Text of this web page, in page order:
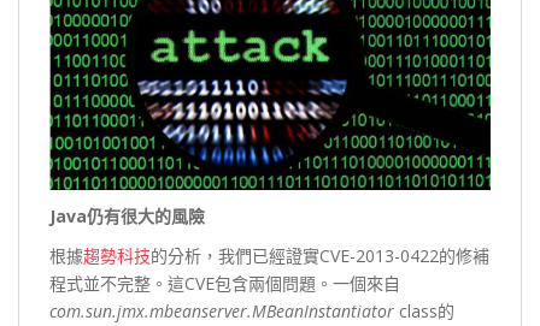
Java仍有很大的風險
根據趨勢科技的分析，我們已經證實CVE-2013-0422的修補
程式並不完整。這CVE包含兩個問題。一個來自
com.sun.jmx.mbeanserver.MBeanInstantiator class的